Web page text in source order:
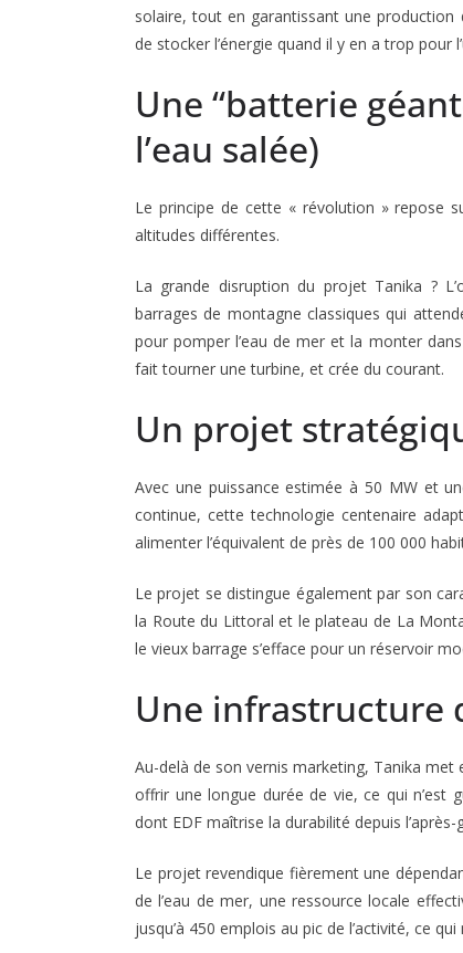
solaire, tout en garantissant une
de stocker l’énergie quand il y en a trop pour
Une “batterie
l’eau salée)
Le principe de cette « révolution » repose
altitudes différentes.
La grande disruption du projet Tanika ?
barrages de montagne classiques qui
pour pomper l’eau de mer et la monter
fait tourner une turbine, et crée du courant.
Un projet
Avec une puissance estimée à 50 MW et
continue, cette technologie centenaire
alimenter l’équivalent de près de 100 000
Le projet se distingue également par son
la Route du Littoral et le plateau de La
le vieux barrage s’efface pour un réservoir
Une infrastructure
Au-delà de son vernis marketing, Tanika
offrir une longue durée de vie, ce qui n’est
dont EDF maîtrise la durabilité depuis l’après-
Le projet revendique fièrement une
de l’eau de mer, une ressource locale
jusqu’à 450 emplois au pic de l’activité, ce